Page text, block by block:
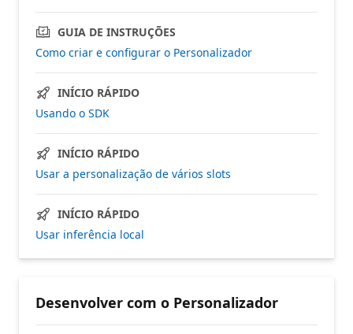
GUIA DE INSTRUÇÕES
Como criar e configurar o Personalizador
INÍCIO RÁPIDO
Usando o SDK
INÍCIO RÁPIDO
Usar a personalização de vários slots
INÍCIO RÁPIDO
Usar inferência local
Desenvolver com o Personalizador